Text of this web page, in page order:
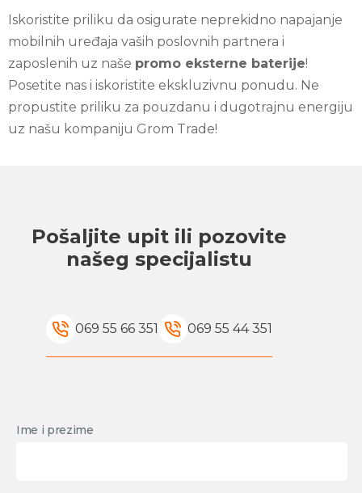
Iskoristite priliku da osigurate neprekidno napajanje
mobilnih uređaja vaših poslovnih partnera i
zaposlenih uz naše promo eksterne baterije!
Posetite nas i iskoristite ekskluzivnu ponudu. Ne
propustite priliku za pouzdanu i dugotrajnu energiju
uz našu kompaniju Grom Trade!
Pošaljite upit ili pozovite
našeg specijalistu
069 55 66 351 069 55 44 351
Ime i prezime